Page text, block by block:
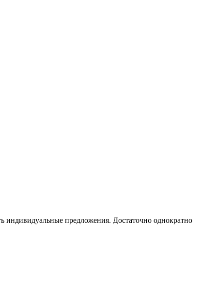
индивидуальные предложения. Достаточно однократно